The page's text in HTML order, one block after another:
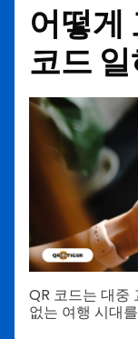
어떻게
코드
QR 코드는 대중
없는 여행 시대